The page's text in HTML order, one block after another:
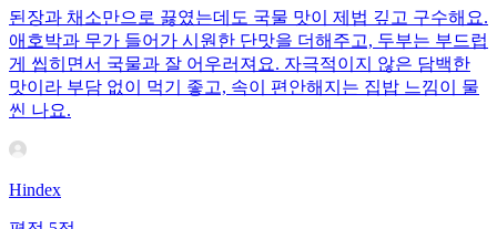
된장과 채소만으로 끓였는데도 국물 맛이 제법 깊고 구수해요.
애호박과 무가 들어가 시원한 단맛을 더해주고, 두부는 부드럽
게 씹히면서 국물과 잘 어우러져요. 자극적이지 않은 담백한
맛이라 부담 없이 먹기 좋고, 속이 편안해지는 집밥 느낌이 물
씬 나요.
Hindex